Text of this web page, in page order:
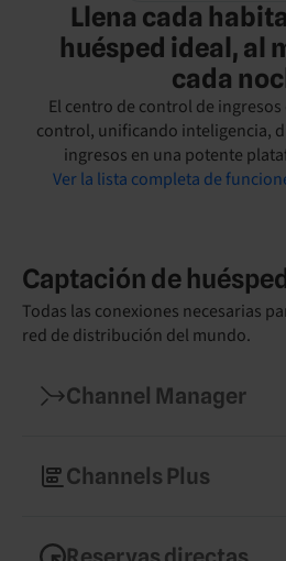
Llena cada
huésped ideal, al
cada
El centro de control de
control, unificando inteligencia,
ingresos en una potente
Ver la lista completa de
Captación de
Todas las conexiones necesarias
red de distribución del mundo.
Channel Manager
disponibilidad en más de
Channels Plus
fácilmente con canales de